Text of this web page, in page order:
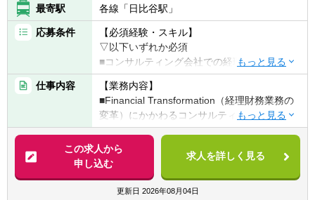
①財務統括本部における会計業務は、経理部
(決算・法定開示等の財務会計を担当)と財務
戦略部(予算管理等、日立グループ業績を取り
纏める管理会計担当)の大きく二つがありま
す。
経理部は個別決算、連結決算合わせて30名
程度、財務戦略部は20名弱程度で構成されて
います。
年齢層は20代後半～40代と幅広く、特に経
理部はキャリア採用者も半数近くおり、多様
な人財が活躍しています。
②在宅勤務制度も活用しています。
出社頻度は業務の状況にもよりますが、平
■サステナビリティ・気候変動・非財務情報
サービス
サステナビリティ、気候変動、非財務情報分
野の保証やアドバイザリーサービスを提供
グローバルネットワークによる海外との連
携、デジタル活用に関する専門家等との連携
を前提に、国内外の金融機関に対する最先端
のアドバイザリー業務を提供しています。
また、上記業務に関し、主として財務会計ア
ドバイザリーの専門家の観点から財務諸表監
査に従事することもあります。
最寄駅 各線「日比谷駅」
応募条件
【必須経験・スキル】
▽以下いずれか必須
■コンサルティング会社での経理財務業務変
革に関する関連サービス提供（案件獲得、デ
リバリーの双方）の経験
■IT企業（SIer等）での当領域のシステム関連
プロジェクトの関与経験
■英語力（初級レベル以上）
【歓迎経験・スキル】
■事業会社（経理財務部門）での財務に関す
るITプロジェクト／グローバル関連のプロジ
仕事内容
【業務内容】
■Financial Transformation（経理財務業務の
変革）にかかわるコンサルティングサービス
開発、企画構想～業務変革を推進するコンサ
ルティングプロジェクトの遂行（企画段階か
ら関わっていただける方を募集します）
【具体的には】
この求人から
申し込む
求人を詳しく見る
更新日 2026年08月04日